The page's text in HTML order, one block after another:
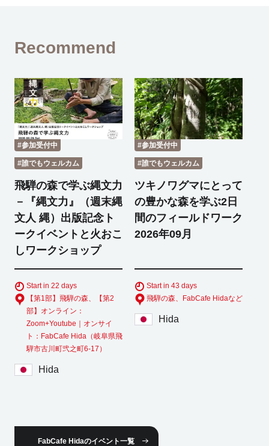
Recommend
#参加受付中
#誰でもウェルカム
飛騨の森で学ぶ縄文力
－『縄文力』（週末縄
文人 縄）出版記念ト
ークイベントと火おこ
しワークショップ
Start in 22 days
【第1部】飛騨の森、【第2
部】オンライン：
Zoom+Youtube｜オンサイ
ト：FabCafe Hida（岐阜県飛
騨市古川町弐之町6-17）
Hida
#参加受付中
#誰でもウェルカム
ツキノワグマにとって
の豊かな森を学ぶ2日
間のフィールドワーク
2026年09月
Start in 43 days
飛騨の森、FabCafe Hidaなど
Hida
FabCafe Hidaのイベント一覧